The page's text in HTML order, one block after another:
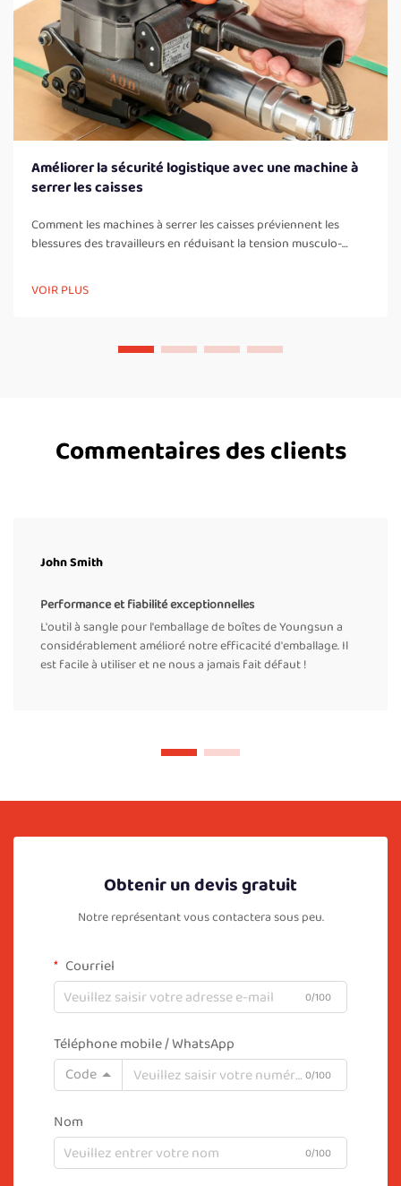
Améliorer la sécurité logistique avec une machine à
serrer les caisses
Comment les machines à serrer les caisses préviennent les
blessures des travailleurs en réduisant la tension musculo-
cerclage. Lorsque les travailleurs serrent manuellement des
caisses toute la journée, ils doivent se pencher constamment,
VOIR PLUS
Commentaires des clients
John Smith
Performance et fiabilité exceptionnelles
L'outil à sangle pour l'emballage de boîtes de Youngsun a
considérablement amélioré notre efficacité d'emballage. Il
est facile à utiliser et ne nous a jamais fait défaut !
Obtenir un devis gratuit
Notre représentant vous contactera sous peu.
Courriel
0/100
Téléphone mobile / WhatsApp
Code
0/100
Nom
0/100